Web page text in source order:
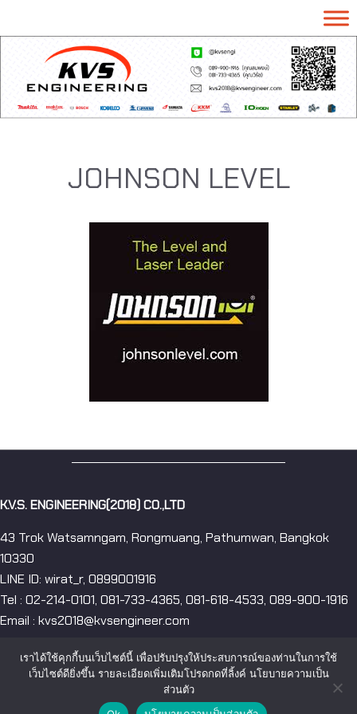
JOHNSON LEVEL
K.V.S. ENGINEERING(2018) CO.,LTD
43 Trok Watsamngam, Rongmuang, Pathumwan, Bangkok
10330
LINE ID: wirat_r, 0899001916
Tel : 02-214-0101, 081-733-4365, 081-618-4533, 089-900-1916
Email : kvs2018@kvsengineer.com
เราได้ใช้คุกกี้บนเว็บไซต์นี้ เพื่อปรับปรุงให้ประสบการณ์ของท่านในการใช้
เว็บไซต์ดียิ่งขึ้น รายละเอียดเพิ่มเติมโปรดกดที่ลิ้งค์ นโยบายความเป็น
ส่วนตัว